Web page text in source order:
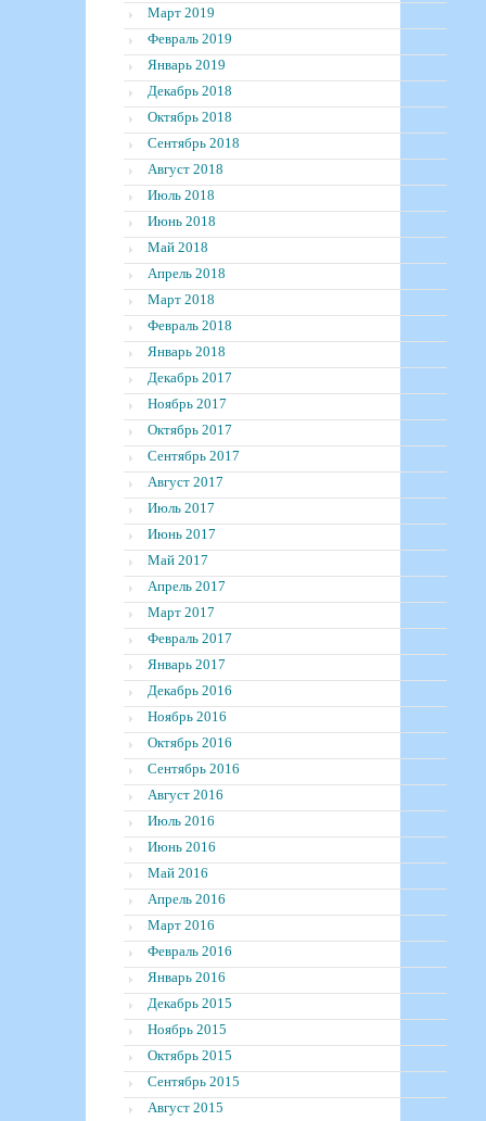
Март 2019
Февраль 2019
Январь 2019
Декабрь 2018
Октябрь 2018
Сентябрь 2018
Август 2018
Июль 2018
Июнь 2018
Май 2018
Апрель 2018
Март 2018
Февраль 2018
Январь 2018
Декабрь 2017
Ноябрь 2017
Октябрь 2017
Сентябрь 2017
Август 2017
Июль 2017
Июнь 2017
Май 2017
Апрель 2017
Март 2017
Февраль 2017
Январь 2017
Декабрь 2016
Ноябрь 2016
Октябрь 2016
Сентябрь 2016
Август 2016
Июль 2016
Июнь 2016
Май 2016
Апрель 2016
Март 2016
Февраль 2016
Январь 2016
Декабрь 2015
Ноябрь 2015
Октябрь 2015
Сентябрь 2015
Август 2015